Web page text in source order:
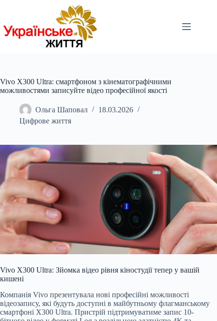
Vivo X300 Ultra: смартфоном з кінематографічними
можливостями записуйте відео професійної якості
Ольга Шаповал
18.03.2026
Цифрове життя
Vivo X300 Ultra: Зйомка відео рівня кіностудії тепер у вашій
кишені
Компанія Vivo презентувала нові професійні можливості
відеозапису, які будуть доступні в майбутньому флагманському
смартфоні X300 Ultra. Пристрій підтримуватиме запис 10-